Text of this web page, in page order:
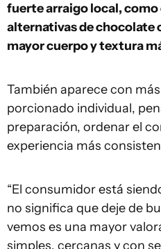
fuerte arraigo local, como
alternativas de chocolate
mayor cuerpo y textura
También aparece con
porcionado individual,
preparación, ordenar el
experiencia más
“El consumidor está
no significa que deje de
vemos es una mayor
simples, cercanas y con